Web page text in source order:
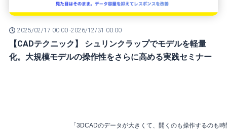
2025/02/17 00:00 -2026/12/31 00:00
【CADテクニック】 シュリンクラップでモデルを軽量
化。大規模モデルの操作性をさらに高める実践セミナー
「3DCADのデータが大きくて、開くのも操作するのも